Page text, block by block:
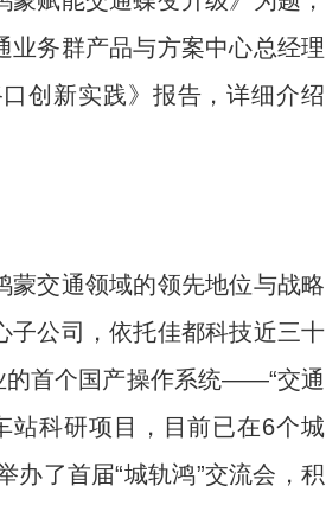
业务群产品与方案中心总经理
创新实践》报告，详细介绍
交通领域的领先地位与战略
子公司，依托佳都科技近三十
的首个国产操作系统——“交通
站科研项目，目前已在6个城
办了首届“城轨鸿”交流会，积